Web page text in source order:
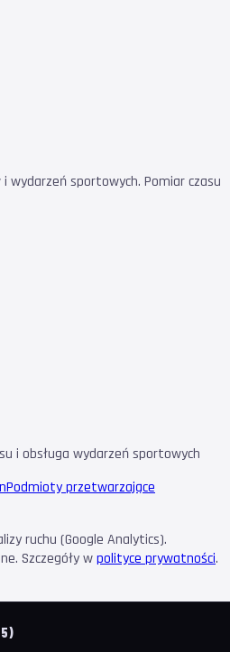
wydarzeń sportowych. Pomiar czasu
i obsługa wydarzeń sportowych
Podmioty przetwarzające
ruchu (Google Analytics).
Szczegóły wpolityce prywatności.